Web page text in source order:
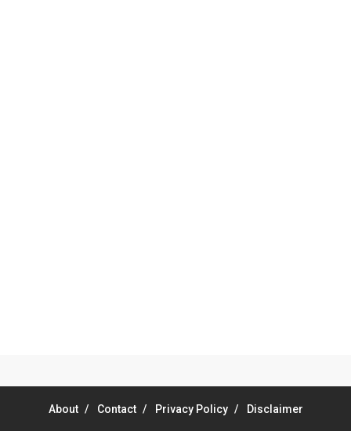
About Contact Privacy Policy Disclaimer